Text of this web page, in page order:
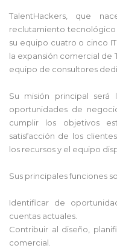
TalentHackers, que
reclutamiento tecnológico
su equipo cuatro o cinco
la expansión comercial de
equipo de consultores
Su misión principal
oportunidades de
cumplir los objetivos
satisfacción de los
los recursos y el equipo
Sus principales funciones
Identificar de
cuentas actuales.
Contribuir al diseño,
comercial.